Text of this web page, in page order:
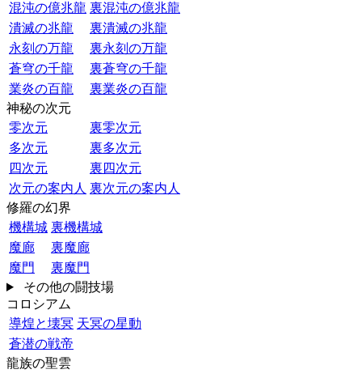
混沌の億兆龍 裏混沌の億兆龍
潰滅の兆龍
裏潰滅の兆龍
永刻の万龍
裏永刻の万龍
蒼穹の千龍
裏蒼穹の千龍
業炎の百龍
裏業炎の百龍
神秘の次元
零次元
裏零次元
多次元
裏多次元
四次元
裏四次元
次元の案内人 裏次元の案内人
修羅の幻界
機構城 裏機構城
魔廊
裏魔廊
魔門
裏魔門
その他の闘技場
コロシアム
導煌と壊冥 天冥の星動
蒼潜の戦帝
龍族の聖雲